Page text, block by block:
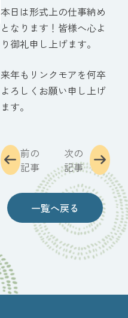
本日は形式上の仕事納め
となります！皆様へ心よ
り御礼申し上げます。
来年もリンクモアを何卒
よろしくお願い申し上げ
ます。
前の
記事
一覧へ戻る
次の
記事